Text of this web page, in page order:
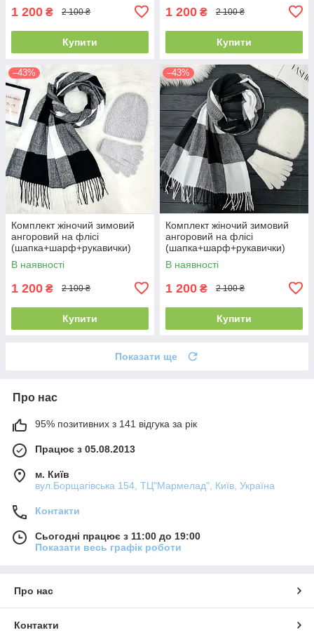
1 200 ₴ 2 100 ₴
Купити
1 200 ₴ 2 100 ₴
Купити
–43%
Комплект жіночий зимовий
ангоровий на флісі
(шапка+шарф+рукавички)
ODYSSEY 55-58 см сірий
12822 - 1119 - 4210
В наявності
1 200 ₴ 2 100 ₴
Купити
–43%
Комплект жіночий зимовий
ангоровий на флісі
(шапка+шарф+рукавички)
ODYSSEY 55-58 см
різнокольоровий 12814 - 1119
В наявності
1 200 ₴ 2 100 ₴
Купити
Показати ще
Про нас
95% позитивних з 141 відгука за рік
Працює з 05.08.2013
м. Київ
вул.Борщагівська 154, ТЦ"Мармелад", Київ, Україна
Контакти
Сьогодні працює з 11:00 до 19:00
Показати весь графік роботи
Про нас
Контакти